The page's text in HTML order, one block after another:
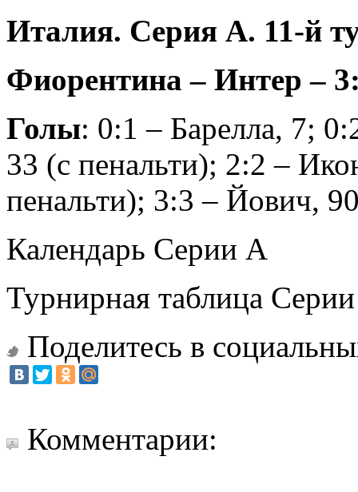
Италия. Серия А. 11-й
Фиорентина – Интер –
Голы: 0:1 – Барелла, 7;
33 (с пенальти); 2:2 –
пенальти); 3:3 – Йович,
Календарь Серии А
Турнирная таблица
Поделитесь в
Комментарии: